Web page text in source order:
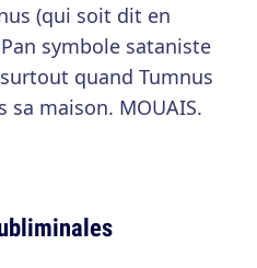
(qui soit dit en
symbole sataniste
quand Tumnus
maison. MOUAIS.